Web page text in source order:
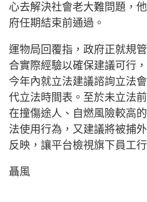
心去解決社會老大難問題，
府任期結束前通過。
運物局回覆指，政府正就規
合實際經驗以確保建議可行
今年內就立法建議諮詢立法
代立法時間表。至於未立法
在撞傷途人、自燃風險較高
法使用行為，又建議將被捕
反映，讓平台檢視旗下員工
聶風